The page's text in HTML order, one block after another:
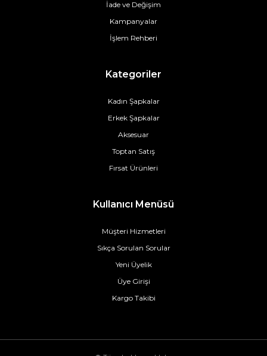
İade ve Değişim
Kampanyalar
İşlem Rehberi
Kategoriler
Kadın Şapkalar
Erkek Şapkalar
Aksesuar
Toptan Satış
Fırsat Ürünleri
Kullanıcı Menüsü
Müşteri Hizmetleri
Sıkça Sorulan Sorular
Yeni Üyelik
Üye Girişi
Kargo Takibi